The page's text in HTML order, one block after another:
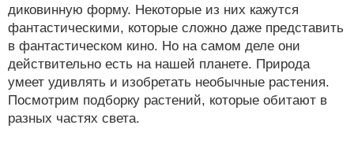
диковинную форму. Некоторые из них кажутся
фантастическими, которые сложно даже представить
в фантастическом кино. Но на самом деле они
действительно есть на нашей планете. Природа
умеет удивлять и изобретать необычные растения.
Посмотрим подборку растений, которые обитают в
разных частях света.